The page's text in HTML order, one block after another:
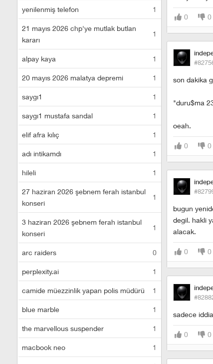
yenilenmiş telefon 1
21 mayıs 2026 chp'ye mutlak butlan
kararı
1
alpay kaya 1
20 mayıs 2026 malatya depremi 1
saygı1 1
saygı1 mustafa sandal 1
elif afra kılıç 1
adı intikamdı 1
hileli 1
27 haziran 2026 şebnem ferah istanbul
konseri
1
3 haziran 2026 şebnem ferah istanbul
konseri
1
arc raiders 0
perplexity.ai 1
camide müezzinlik yapan polis müdürü 1
blue marble 1
the marvellous suspender 1
macbook neo 1
0 0
son dakika
"duru$ma
oeah.
0 0
bugun
degil. hakli
alacak.
0 0
sadece
0 0